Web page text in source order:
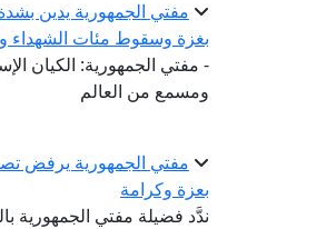
مفتي الجمهورية يدين
بغزة وسقوط مئات الشهداء
- مفتي الجمهورية: الكيان
ومسمع من العالم
مفتي الجمهورية يرفض
بعزة وكرامة
ندَّد فضيلة مفتي الجمهورية